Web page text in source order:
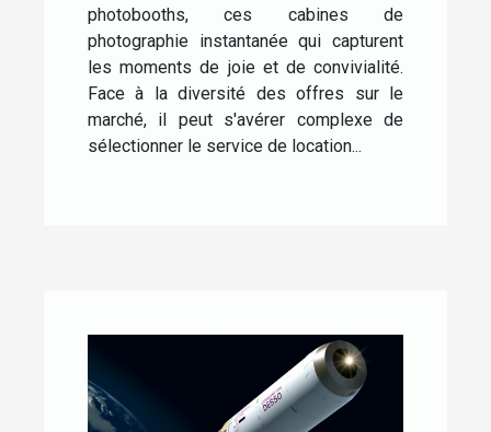
photobooths, ces cabines de
photographie instantanée qui capturent
les moments de joie et de convivialité.
Face à la diversité des offres sur le
marché, il peut s'avérer complexe de
sélectionner le service de location...